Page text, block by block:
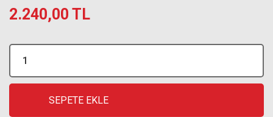
2.240,00 TL
SEPETE EKLE